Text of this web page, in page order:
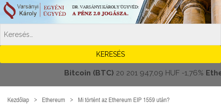
Bitcoin (BTC)20 201 947,09 HUF -1,76%
Kezdőlap Ethereum Mi történt az Ethereum EIP 1559 után?